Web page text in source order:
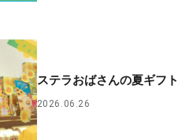
ステラおばさんの夏ギフト
2026.06.26